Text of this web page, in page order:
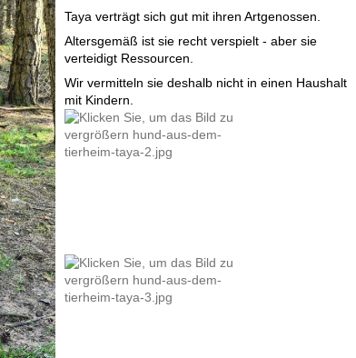
Taya verträgt sich gut mit ihren Artgenossen.
Altersgemäß ist sie recht verspielt - aber sie
verteidigt Ressourcen.
Wir vermitteln sie deshalb nicht in einen Haushalt
mit Kindern.